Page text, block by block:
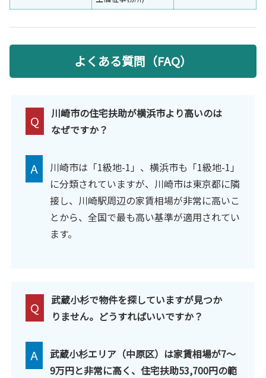
よくある質問（FAQ）
Q
川崎市の住宅扶助が横浜市より高いのは
なぜですか？
A
川崎市は「1級地-1」、横浜市も「1級地-1」
に分類されていますが、川崎市は東京都に隣
接し、川崎駅周辺の家賃相場が非常に高いこ
とから、全国で最も高い基準が適用されてい
ます。
Q
武蔵小杉で物件を探していますが見つか
りません。どうすればいいですか？
A
武蔵小杉エリア（中原区）は家賃相場が7〜
9万円と非常に高く、住宅扶助53,700円の範